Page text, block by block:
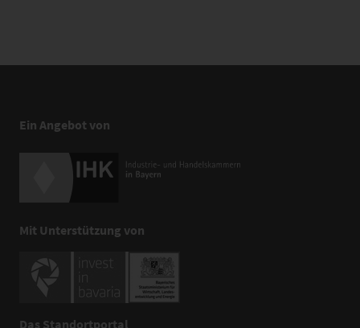
Ein Angebot von
Mit Unterstützung von
Das Standortportal